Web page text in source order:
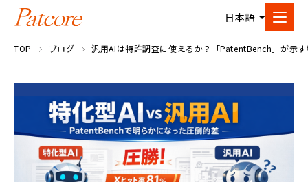
TOP ブログ 汎用AIは特許調査に使えるか？「PatentBench」が示